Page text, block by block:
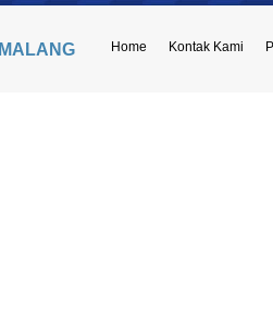
Home Kontak Kami